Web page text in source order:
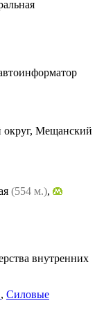
Федеральная
МВД России.
Мещанский
(554 м.),
внутренних
, Силовые